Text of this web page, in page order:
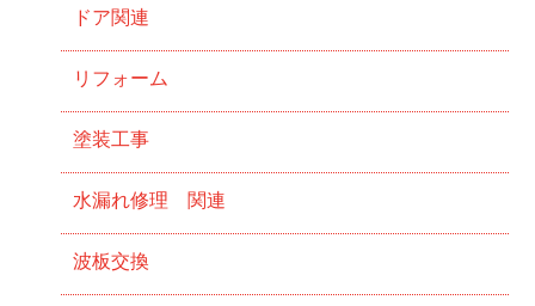
ドア関連
リフォーム
塗装工事
水漏れ修理 関連
波板交換